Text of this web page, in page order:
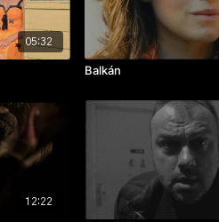
05:32
Balkán
12:22